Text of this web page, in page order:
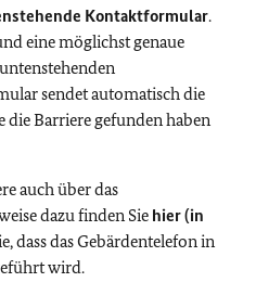
Kontaktformular.
eine möglichst genaue
sendet automatisch die
die Barriere gefunden haben
auch über das
dazu finden Sie hier (in
dass das Gebärdentelefon in
wird.